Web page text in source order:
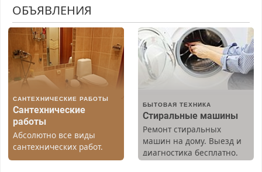
ОБЪЯВЛЕНИЯ
САНТЕХНИЧЕСКИЕ РАБОТЫ
Сантехнические
работы
Абсолютно все виды
сантехнических работ.
Быстро. Качественно.
БЫТОВАЯ ТЕХНИКА
Стиральные машины
Ремонт стиральных
машин на дому. Выезд и
диагностика бесплатно.
Предусмотрены скидки.